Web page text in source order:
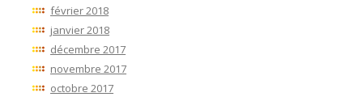
février 2018
janvier 2018
décembre 2017
novembre 2017
octobre 2017